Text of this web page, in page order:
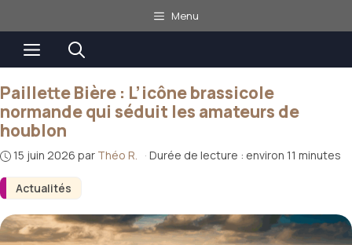
au
contenu
Menu
Menu
Actualités
Paillette Bière : L’icône brassicole
normande qui séduit les amateurs de
houblon
15 juin 2026 par Théo R. · Durée de lecture : environ 11 minutes